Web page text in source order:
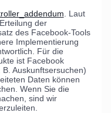
. Laut
der
des Facebook-Tools
Implementierung
Für die
ist Facebook
Auskunftsersuchen)
Daten können
Wenn Sie die
sind wir